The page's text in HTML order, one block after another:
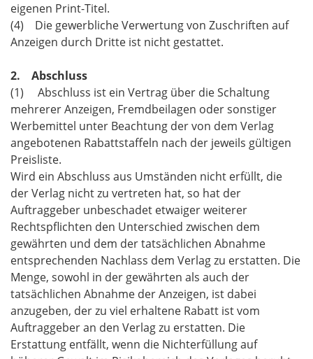
eigenen Print-Titel.
(4) Die gewerbliche Verwertung von Zuschriften auf
Anzeigen durch Dritte ist nicht gestattet.
2. Abschluss
(1) Abschluss ist ein Vertrag über die Schaltung
mehrerer Anzeigen, Fremdbeilagen oder sonstiger
Werbemittel unter Beachtung der von dem Verlag
angebotenen Rabattstaffeln nach der jeweils gültigen
Preisliste.
Wird ein Abschluss aus Umständen nicht erfüllt, die
der Verlag nicht zu vertreten hat, so hat der
Auftraggeber unbeschadet etwaiger weiterer
Rechtspflichten den Unterschied zwischen dem
gewährten und dem der tatsächlichen Abnahme
entsprechenden Nachlass dem Verlag zu erstatten. Die
Menge, sowohl in der gewährten als auch der
tatsächlichen Abnahme der Anzeigen, ist dabei
anzugeben, der zu viel erhaltene Rabatt ist vom
Auftraggeber an den Verlag zu erstatten. Die
Erstattung entfällt, wenn die Nichterfüllung auf